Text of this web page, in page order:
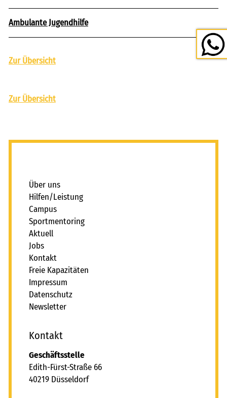
Ambulante Jugendhilfe
Zur Übersicht
Zur Übersicht
Über uns
Hilfen/Leistung
Campus
Sportmentoring
Aktuell
Jobs
Kontakt
Freie Kapazitäten
Impressum
Datenschutz
Newsletter
Kontakt
Geschäftsstelle
Edith-Fürst-Straße 66
40219 Düsseldorf